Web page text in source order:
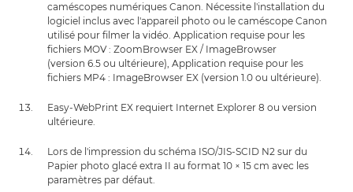
caméscopes numériques Canon. Nécessite l'installation du
logiciel inclus avec l'appareil photo ou le caméscope Canon
utilisé pour filmer la vidéo. Application requise pour les
fichiers MOV : ZoomBrowser EX / ImageBrowser
(version 6.5 ou ultérieure), Application requise pour les
fichiers MP4 : ImageBrowser EX (version 1.0 ou ultérieure).
Easy-WebPrint EX requiert Internet Explorer 8 ou version
ultérieure.
Lors de l'impression du schéma ISO/JIS-SCID N2 sur du
Papier photo glacé extra II au format 10 × 15 cm avec les
paramètres par défaut.